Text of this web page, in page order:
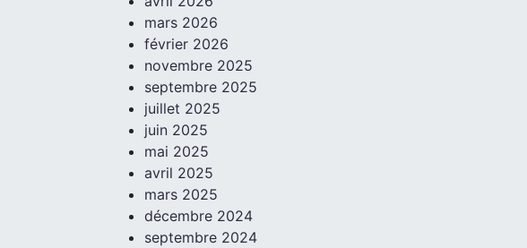
mars 2026
février 2026
novembre 2025
septembre 2025
juillet 2025
juin 2025
mai 2025
avril 2025
mars 2025
décembre 2024
septembre 2024